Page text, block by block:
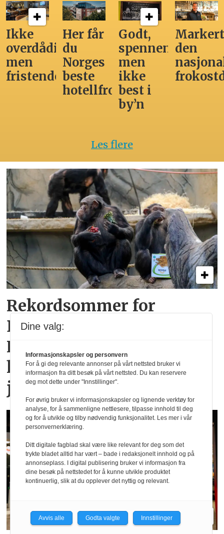
Ikke
overdådig,
men
fristende
Her får
du
Norges
beste
hotellfrokost
Godt,
spennende,
men
ikke
best i
by’n
den
Les flere
Rekordsommer for
Dyreparken i
Kristiansand: Over en
halv million besøkende i
juli
Dine valg:
Informasjonskapsler og personvern
For å gi deg relevante annonser på vårt nettsted bruker vi
informasjon fra ditt besøk på vårt nettsted. Du kan reservere
deg mot dette under "Innstillinger".
For øvrig bruker vi informasjonskapsler og lignende verktøy for
analyse, for å sammenligne nettlesere, tilpasse innhold til deg
og for å utvikle og tilby nødvendig funksjonalitet. Les mer i vår
personvernerklæring.
Ditt digitale fagblad skal være like relevant for deg som det
trykte bladet alltid har vært – bade i redaksjonelt innhold og på
annonseplass. I digital publisering bruker vi informasjon fra
dine besøk på nettstedet for å kunne utvikle produktet
kontinuerlig, slik at du opplever det nyttig og relevant.
Avvis alle Godta valgte Innstillinger